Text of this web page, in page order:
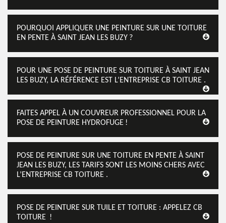
POURQUOI APPLIQUER UNE PEINTURE SUR UNE TOITURE
EN PENTE À SAINT JEAN LES BUZY ?
POUR UNE POSE DE PEINTURE SUR TOITURE À SAINT JEAN
LES BUZY, LA RÉFÉRENCE EST L’ENTREPRISE CB TOITURE .
FAITES APPEL À UN COUVREUR PROFESSIONNEL POUR LA
POSE DE PEINTURE HYDROFUGE !
POSE DE PEINTURE SUR UNE TOITURE EN PENTE À SAINT
JEAN LES BUZY, LES TARIFS SONT LES MOINS CHERS AVEC
L’ENTREPRISE CB TOITURE .
POSE DE PEINTURE SUR TUILE ET TOITURE : APPELEZ CB
TOITURE !